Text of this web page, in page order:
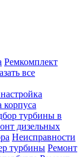
Ремкомплект
все
корпуса
турбины в
дизельных
Неисправности
турбины Ремонт